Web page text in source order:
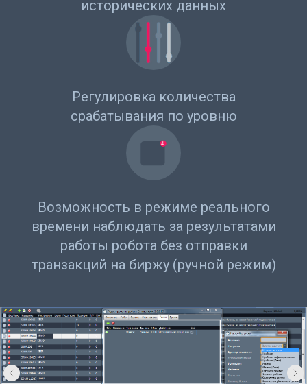
исторических данных
Регулировка количества
срабатывания по уровню
Возможность в режиме реального
времени наблюдать за результатами
работы робота без отправки
транзакций на биржу (ручной режим)